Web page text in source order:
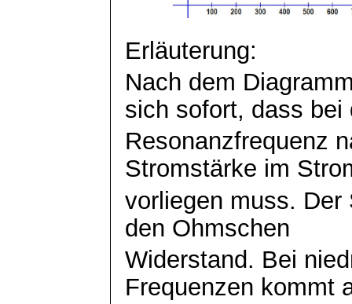
Erläuterung:
Nach dem
sich sofort, dass bei
Resonanzfrequenz
Stromstärke im
vorliegen muss.
den Ohmschen
Widerstand. Bei
Frequenzen kommt